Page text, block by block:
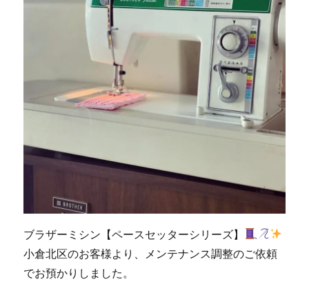
い
九
ミ
修
販
売
ブラザーミシン【ペースセッターシリーズ】
小倉北区のお客様より、メンテナンス調整のご依頼
でお預かりしました。